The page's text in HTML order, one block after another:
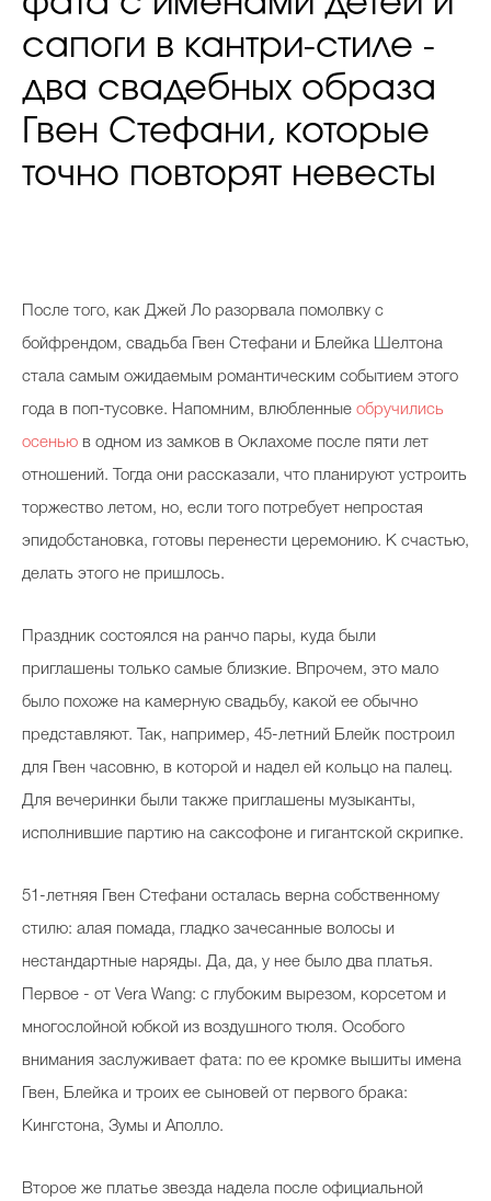
сапоги в кантри-стиле -
два свадебных образа
Гвен Стефани, которые
точно повторят невесты
После того, как Джей Ло разорвала помолвку с
бойфрендом, свадьба Гвен Стефани и Блейка Шелтона
стала самым ожидаемым романтическим событием этого
года в поп-тусовке. Напомним, влюбленные обручились
осенью в одном из замков в Оклахоме после пяти лет
отношений. Тогда они рассказали, что планируют устроить
торжество летом, но, если того потребует непростая
эпидобстановка, готовы перенести церемонию. К счастью,
делать этого не пришлось.
Праздник состоялся на ранчо пары, куда были
приглашены только самые близкие. Впрочем, это мало
было похоже на камерную свадьбу, какой ее обычно
представляют. Так, например, 45-летний Блейк построил
для Гвен часовню, в которой и надел ей кольцо на палец.
Для вечеринки были также приглашены музыканты,
исполнившие партию на саксофоне и гигантской скрипке.
51-летняя Гвен Стефани осталась верна собственному
стилю: алая помада, гладко зачесанные волосы и
нестандартные наряды. Да, да, у нее было два платья.
Первое - от Vera Wang: с глубоким вырезом, корсетом и
многослойной юбкой из воздушного тюля. Особого
внимания заслуживает фата: по ее кромке вышиты имена
Гвен, Блейка и троих ее сыновей от первого брака:
Кингстона, Зумы и Аполло.
Второе же платье звезда надела после официальной